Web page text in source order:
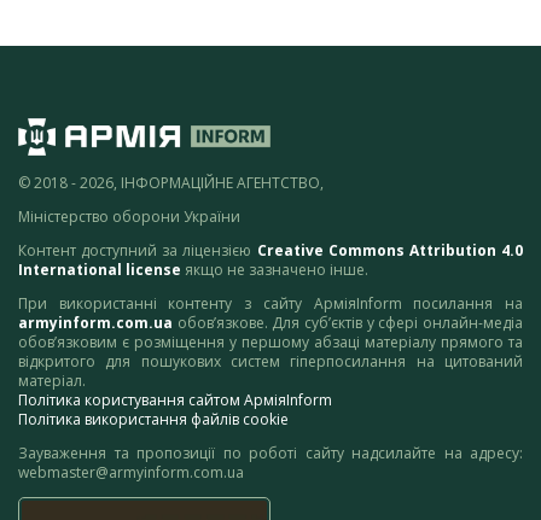
© 2018 - 2026, ІНФОРМАЦІЙНЕ АГЕНТСТВО,
Міністерство оборони України
Контент доступний за ліцензією Creative Commons Attribution 4.0
International license якщо не зазначено інше.
При використанні контенту з сайту АрміяInform посилання на
armyinform.com.ua обов’язкове. Для суб’єктів у сфері онлайн-медіа
обов’язковим є розміщення у першому абзаці матеріалу прямого та
відкритого для пошукових систем гіперпосилання на цитований
матеріал.
Політика користування сайтом АрміяInform
Політика використання файлів cookie
Зауваження та пропозиції по роботі сайту надсилайте на адресу:
webmaster@armyinform.com.ua